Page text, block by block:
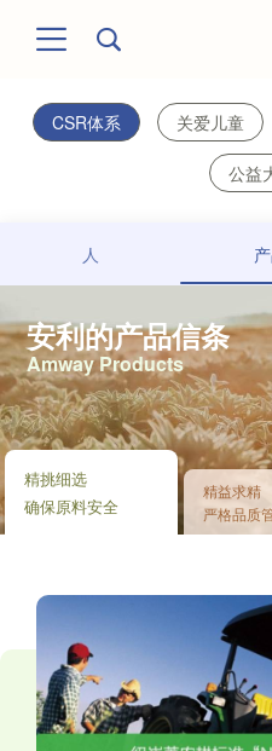
CSR体系 关爱儿童
公益
人
精挑细选
确保原料安全
精益求精
严格品质
安利的产品信条
Amway Products